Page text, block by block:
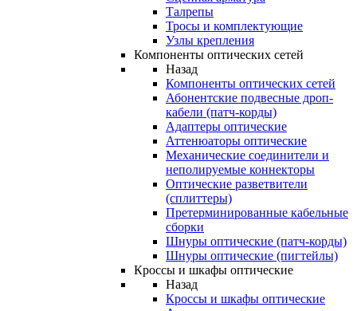
Талрепы
Тросы и комплектующие
Узлы крепления
Компоненты оптических сетей
Назад
Компоненты оптических сетей
Абонентские подвесные дроп-
кабели (патч-корды)
Адаптеры оптические
Аттенюаторы оптические
Механические соединители и
неполируемые коннекторы
Оптические разветвители
(сплиттеры)
Претерминированные кабельные
сборки
Шнуры оптические (патч-корды)
Шнуры оптические (пигтейлы)
Кроссы и шкафы оптические
Назад
Кроссы и шкафы оптические